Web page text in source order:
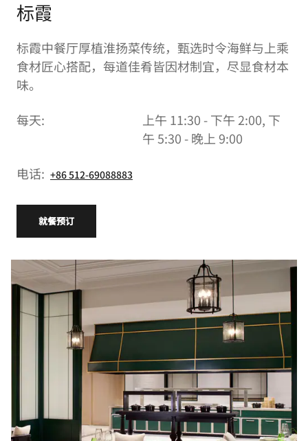
标霞
标霞中餐厅厚植淮扬菜传统，甄选时令海鲜与上乘
食材匠心搭配，每道佳肴皆因材制宜，尽显食材本
味。
每天:
上午 11:30 - 下午 2:00, 下
午 5:30 - 晚上 9:00
电话: +86 512-69088883
就餐预订